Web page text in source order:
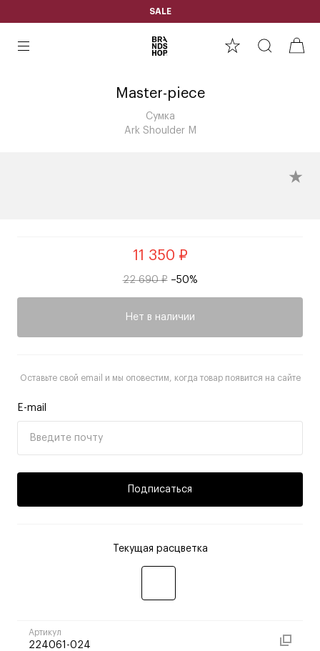
SALE
Master-piece
Сумка
Ark Shoulder M
11 350 ₽
22 690 ₽ –50%
Нет в наличии
Оставьте свой email и мы оповестим, когда товар появится на сайте
E-mail
Подписаться
Текущая расцветка
Артикул
224061-024